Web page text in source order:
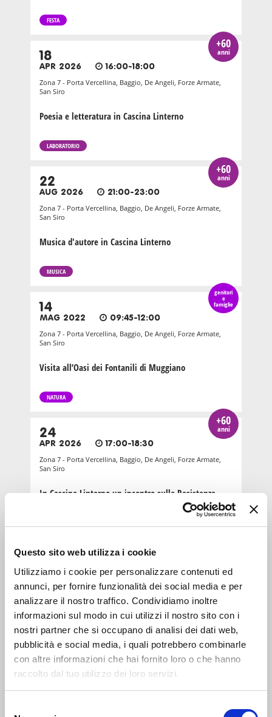
Questo sito web utilizza i cookie
Utilizziamo i cookie per personalizzare contenuti ed
annunci, per fornire funzionalità dei social media e per
analizzare il nostro traffico. Condividiamo inoltre
informazioni sul modo in cui utilizzi il nostro sito con i
nostri partner che si occupano di analisi dei dati web,
pubblicità e social media, i quali potrebbero combinarle
con altre informazioni che hai fornito loro o che hanno
raccolto dal tuo utilizzo dei loro servizi.
FESTA
+60
anni
18
APR 2026 16:00-18:00
Zona 7 - Porta Vercellina, Baggio, De Angeli, Forze Armate,
San Siro
Poesia e letteratura in Cascina Linterno
LABORATORIO
+60
anni
22
AUG 2026 21:00-23:00
Zona 7 - Porta Vercellina, Baggio, De Angeli, Forze Armate,
San Siro
Musica d'autore in Cascina Linterno
MUSICA
genitori
e
famiglie
14
MAG 2022 09:45-12:00
Zona 7 - Porta Vercellina, Baggio, De Angeli, Forze Armate,
San Siro
Visita all’Oasi dei Fontanili di Muggiano
NATURA
+60
anni
24
APR 2026 17:00-18:30
Zona 7 - Porta Vercellina, Baggio, De Angeli, Forze Armate,
San Siro
In Cascina Linterno un incontro sulla Resistenza
20
SET 2025 10:00-12:30
Zona 7 - Porta Vercellina, Baggio, De Angeli, Forze Armate,
San Siro
Cascina Linterno: laboratori e attività per bambini
per la Milano Green Week
LABORATORIO
anni
24